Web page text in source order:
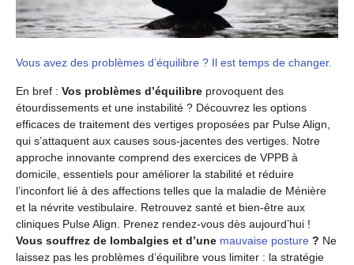
Vous avez des problèmes d’équilibre ? Il est temps de changer.
En bref : Vos problèmes d’équilibre provoquent des
étourdissements et une instabilité ? Découvrez les options
efficaces de traitement des vertiges proposées par Pulse Align,
qui s’attaquent aux causes sous-jacentes des vertiges. Notre
approche innovante comprend des exercices de VPPB à
domicile, essentiels pour améliorer la stabilité et réduire
l’inconfort lié à des affections telles que la maladie de Ménière
et la névrite vestibulaire. Retrouvez santé et bien-être aux
cliniques Pulse Align. Prenez rendez-vous dès aujourd’hui !
Vous souffrez de lombalgies et d’une mauvaise posture ? Ne
laissez pas les problèmes d’équilibre vous limiter : la stratégie